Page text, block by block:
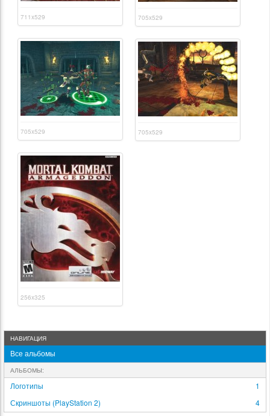
711x529 705x529
705x529 705x529
256x325
НАВИГАЦИЯ
Все альбомы
АЛЬБОМЫ:
1
Логотипы
4
Скриншоты (PlayStation 2)